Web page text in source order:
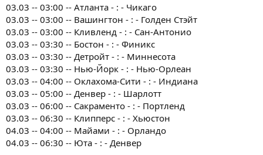
03.03 -- 03:00 -- Атланта - : - Чикаго
03.03 -- 03:00 -- Вашингтон - : - Голден Стэйт
03.03 -- 03:00 -- Кливленд - : - Сан-Антонио
03.03 -- 03:30 -- Бостон - : - Финикс
03.03 -- 03:30 -- Детройт - : - Миннесота
03.03 -- 03:30 -- Нью-Йорк - : - Нью-Орлеан
03.03 -- 04:00 -- Оклахома-Сити - : - Индиана
03.03 -- 05:00 -- Денвер - : - Шарлотт
03.03 -- 06:00 -- Сакраменто - : - Портленд
03.03 -- 06:30 -- Клипперс - : - Хьюстон
04.03 -- 04:00 -- Майами - : - Орландо
04.03 -- 06:30 -- Юта - : - Денвер